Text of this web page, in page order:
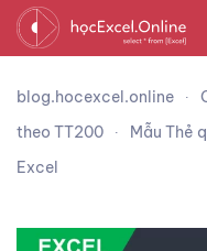
blog.hocexcel.online
theo TT200
Mẫu Thẻ
Excel